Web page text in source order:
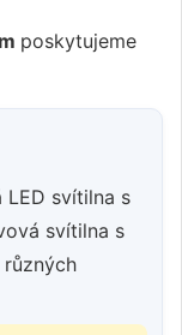
poskytujeme
svítilna s
svítilna s